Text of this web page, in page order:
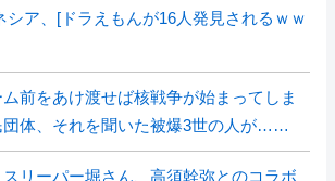
シア、[ドラえもんが16人発見されるｗｗ
ム前をあけ渡せば核戦争が始まってしま
団体、それを聞いた被爆3世の人が……
スリーパー堀さん、高須幹弥とのコラボ